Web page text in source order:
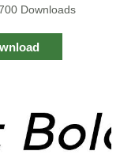
Downloads